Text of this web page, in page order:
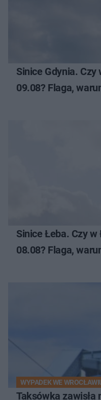
Sinice Gdynia.
09.08? Flaga,
Sinice Łeba. Czy
08.08? Flaga,
WYPADEK WE
Taksówka zawisła